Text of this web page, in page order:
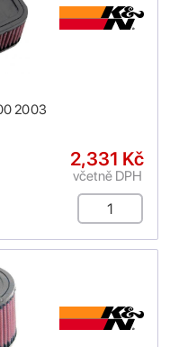
2003
2,331 Kč
včetně DPH